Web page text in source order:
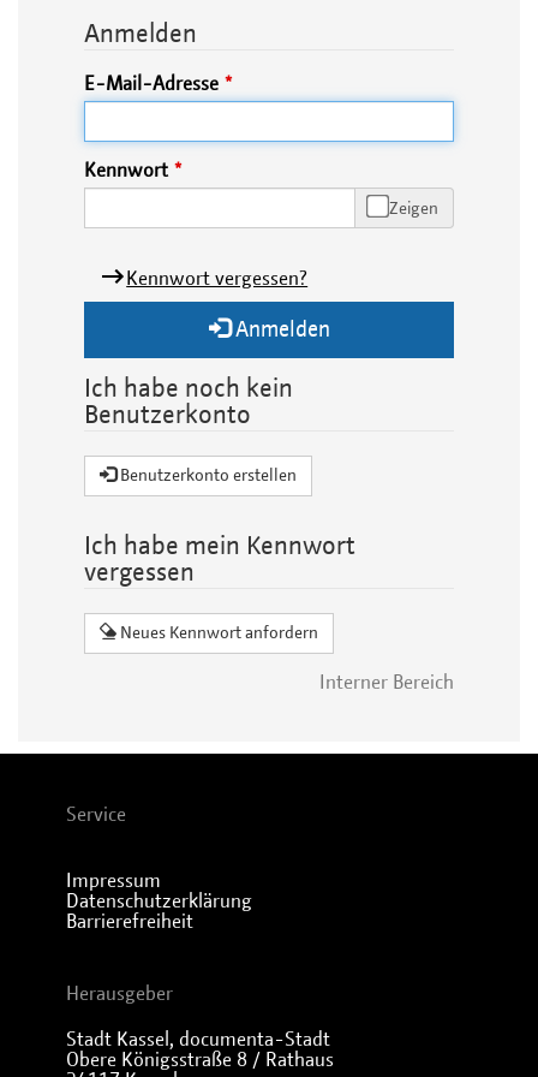
Anmelden
E-Mail-Adresse
Kennwort
Zeigen
Kennwort vergessen?
Anmelden
Ich habe noch kein
Benutzerkonto
Benutzerkonto erstellen
Ich habe mein Kennwort
vergessen
Neues Kennwort anfordern
Interner Bereich
Service
Impressum
Datenschutzerklärung
Barrierefreiheit
Herausgeber
Stadt Kassel, documenta-Stadt
Obere Königsstraße 8 / Rathaus